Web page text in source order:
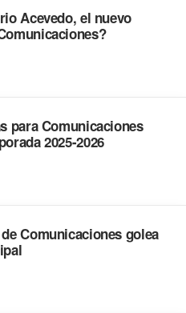
Acevedo, el nuevo
para Comunicaciones
2025-2026
Comunicaciones golea